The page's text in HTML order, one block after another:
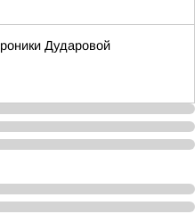
Дударовой